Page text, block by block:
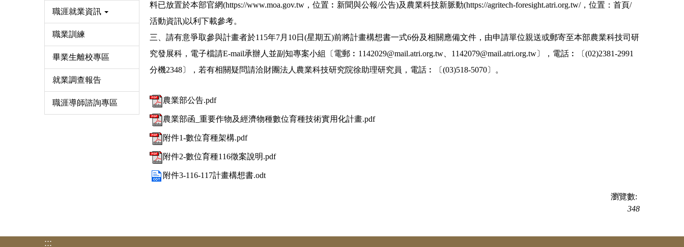
職涯就業資訊
職業訓練
畢業生離校專區
就業調查報告
職涯導師諮詢專區
料已放置於本部官網(https://www.moa.gov.tw ，位置︰新聞與公報/公告)及農業科技新脈動(https://agritech-foresight.atri.org.tw/，位置：首頁/
活動資訊)以利下載參考。
三、請有意爭取參與計畫者於115年7月10日(星期五)前將計畫構想書一式6份及相關應備文件，由申請單位親送或郵寄至本部農業科技司研
究發展科，電子檔請E-mail承辦人並副知專案小組〔電郵︰1142029@mail.atri.org.tw、1142079@mail.atri.org.tw〕，電話︰〔(02)2381-2991
分機2348〕，若有相關疑問請洽財團法人農業科技研究院徐助理研究員，電話︰〔(03)518-5070〕。
農業部公告.pdf
農業部函_重要作物及經濟物種數位育種技術實用化計畫.pdf
附件1-數位育種架構.pdf
附件2-數位育種116徵案說明.pdf
附件3-116-117計畫構想書.odt
瀏覽數:
348
:::